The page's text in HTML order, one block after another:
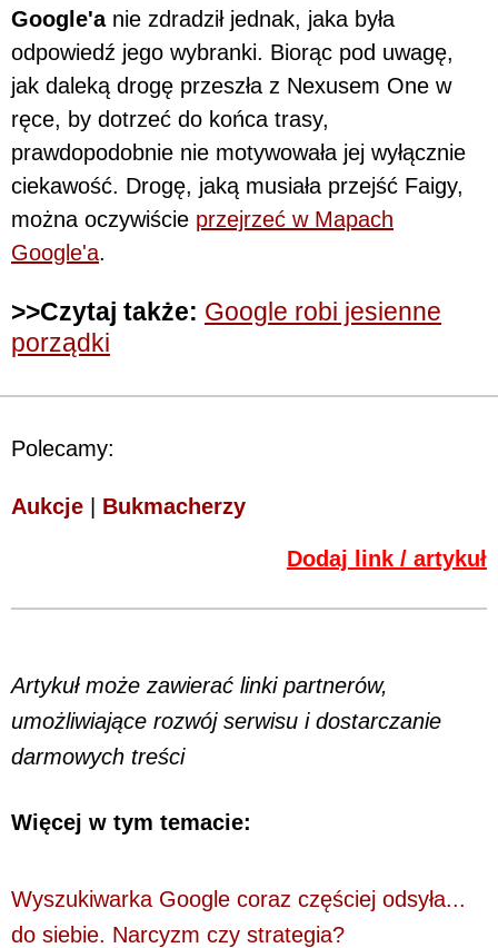
Google'anie zdradził jednak, jaka była
odpowiedź jego wybranki. Biorąc pod uwagę,
jak daleką drogę przeszła z Nexusem One w
ręce, by dotrzeć do końca trasy,
prawdopodobnie nie motywowała jej wyłącznie
ciekawość. Drogę, jaką musiała przejść Faigy,
można oczywiście przejrzeć w Mapach
Google'a.
>>Czytaj także: Google robi jesienne
porządki
Polecamy:
Aukcje Bukmacherzy
Dodaj link / artykuł
Artykuł może zawierać linki partnerów,
umożliwiające rozwój serwisu i dostarczanie
darmowych treści
Więcej w tym temacie:
Wyszukiwarka Google coraz częściej odsyła...
do siebie. Narcyzm czy strategia?